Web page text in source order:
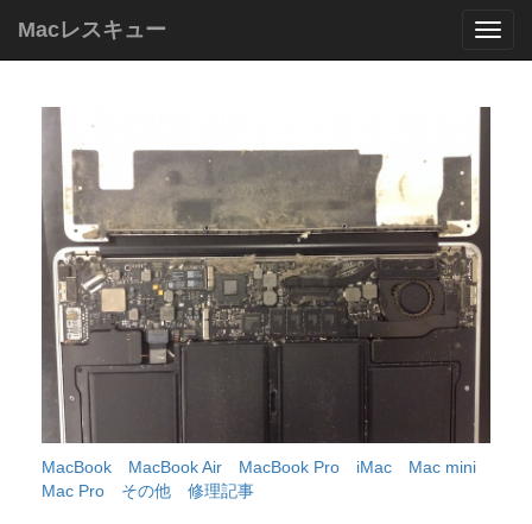
Mac
レ
キ
Macレスキュー
MacBook MacBook Air MacBook Pro iMac
Mac mini
Mac Pro
その他 修理記事